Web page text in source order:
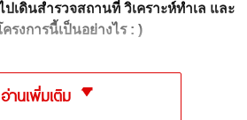
เดินสำรวจสถานที่ วิเคราะห์ทำเล และ
รงการนี้เป็นอย่างไร : )
อ่านเพิ่มเติม